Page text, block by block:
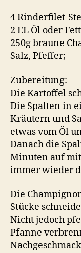
4 Rinderfilet-
2 EL Öl oder
250g braune
Salz, Pfeffer;
Zubereitung:
Die Kartoffel
Die Spalten in
Kräutern und
etwas vom Öl
Danach die
Minuten auf
immer wieder
Die
Stücke
Nicht jedoch
Pfanne